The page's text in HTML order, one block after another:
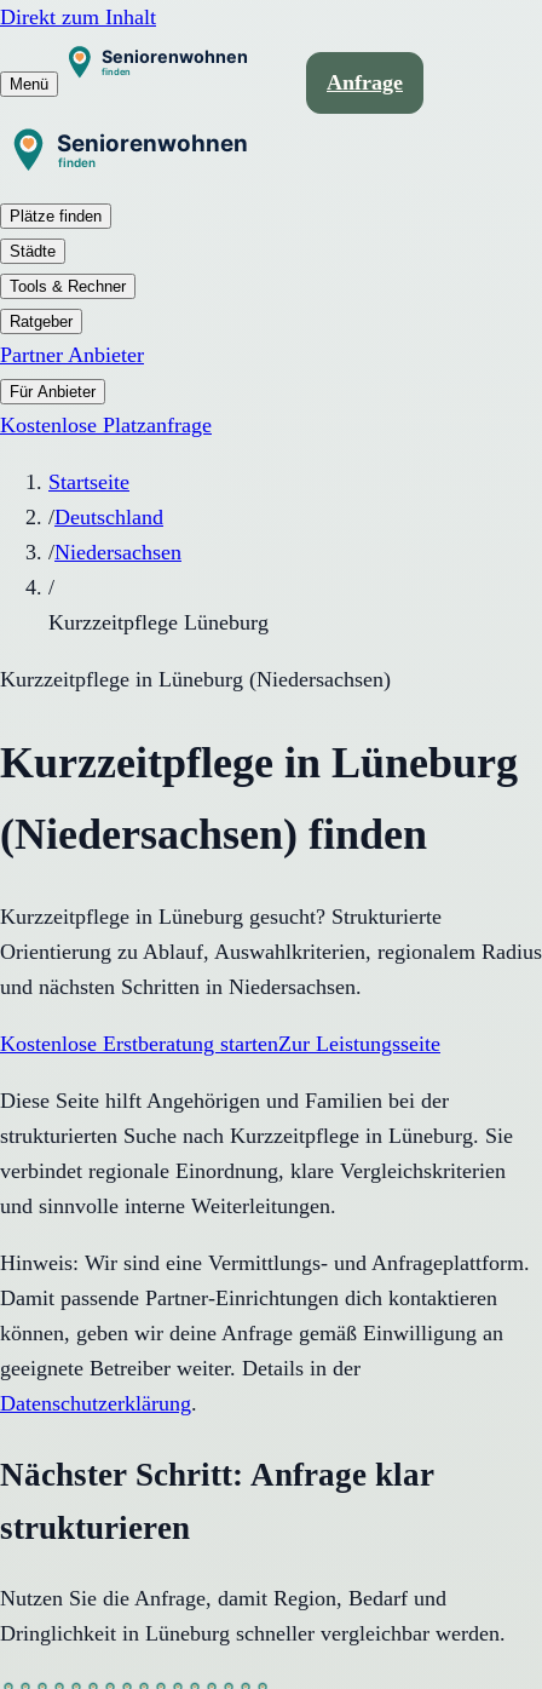
Direkt zum Inhalt
Menü Anfrage
Plätze finden
Städte
Tools & Rechner
Ratgeber
Partner Anbieter
Für Anbieter
Kostenlose Platzanfrage
Startseite
/Deutschland
/Niedersachsen
/
Kurzzeitpflege Lüneburg
Kurzzeitpflege in Lüneburg (Niedersachsen)
Kurzzeitpflege in Lüneburg
(Niedersachsen) finden
Kurzzeitpflege in Lüneburg gesucht? Strukturierte
Orientierung zu Ablauf, Auswahlkriterien, regionalem Radius
und nächsten Schritten in Niedersachsen.
Kostenlose Erstberatung startenZur Leistungsseite
Diese Seite hilft Angehörigen und Familien bei der
strukturierten Suche nach Kurzzeitpflege in Lüneburg. Sie
verbindet regionale Einordnung, klare Vergleichskriterien
und sinnvolle interne Weiterleitungen.
Hinweis: Wir sind eine Vermittlungs- und Anfrageplattform.
Damit passende Partner-Einrichtungen dich kontaktieren
können, geben wir deine Anfrage gemäß Einwilligung an
geeignete Betreiber weiter. Details in der
Datenschutzerklärung.
Nächster Schritt: Anfrage klar
strukturieren
Nutzen Sie die Anfrage, damit Region, Bedarf und
Dringlichkeit in Lüneburg schneller vergleichbar werden.